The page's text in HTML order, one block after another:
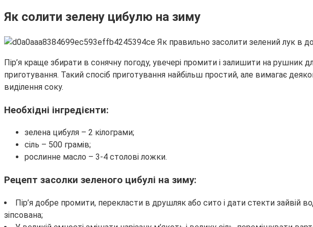
Як солити зелену цибулю на зиму
Пір’я краще збирати в сонячну погоду, увечері промити і залишити на
приготування. Такий спосіб приготування найбільш простий, але вимагає
виділення соку.
Необхідні інгредієнти:
зелена цибуля – 2 кілограми;
сіль – 500 грамів;
рослинне масло – 3-4 столові ложки.
Рецепт засолки зеленого цибулі на зиму:
Пір’я добре промити, перекласти в друшляк або сито і дати стекти зайвій
зіпсована;